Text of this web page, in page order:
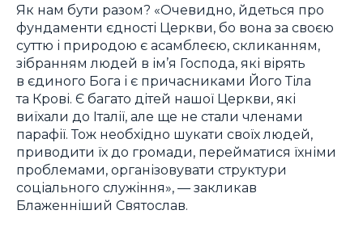
Як нам бути разом? «Очевидно, йдеться про
фундаменти єдності Церкви, бо вона за своєю
суттю і природою є асамблеєю, скликанням,
зібранням людей в ім’я Господа, які вірять
в єдиного Бога і є причасниками Його Тіла
та Крові. Є багато дітей нашої Церкви, які
виїхали до Італії, але ще не стали членами
парафії. Тож необхідно шукати своїх людей,
приводити їх до громади, перейматися їхніми
проблемами, організовувати структури
соціального служіння», — закликав
Блаженніший Святослав.